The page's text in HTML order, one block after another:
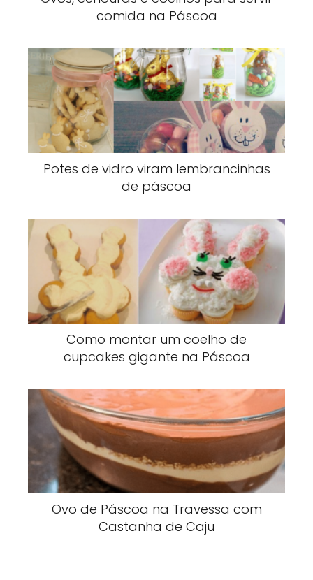
comida na Páscoa
Potes de vidro viram lembrancinhas
de páscoa
Como montar um coelho de
cupcakes gigante na Páscoa
Ovo de Páscoa na Travessa com
Castanha de Caju